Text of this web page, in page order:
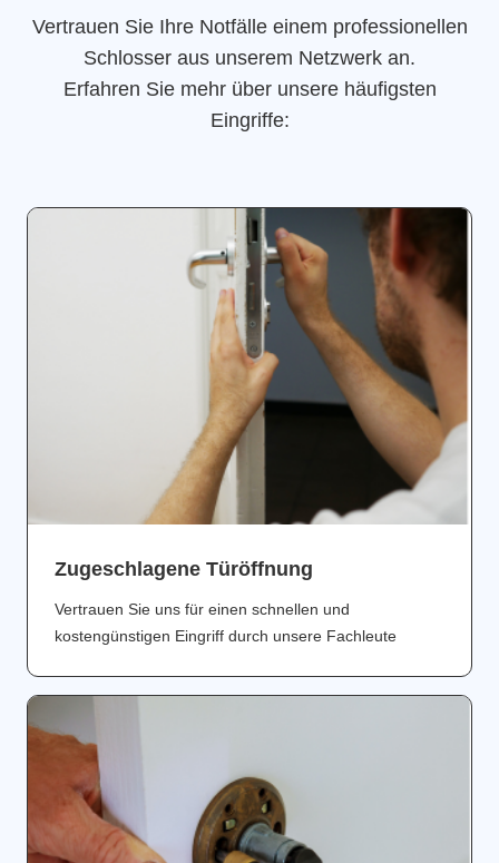
Vertrauen Sie Ihre Notfälle einem professionellen
Schlosser aus unserem Netzwerk an.
Erfahren Sie mehr über unsere häufigsten
Eingriffe:
Zugeschlagene Türöffnung
Vertrauen Sie uns für einen schnellen und
kostengünstigen Eingriff durch unsere Fachleute